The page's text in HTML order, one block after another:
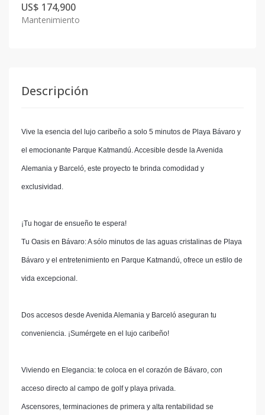
US$ 174,900
Mantenimiento
Descripción
Vive la esencia del lujo caribeño a solo 5 minutos de Playa Bávaro y
el emocionante Parque Katmandú. Accesible desde la Avenida
Alemania y Barceló, este proyecto te brinda comodidad y
exclusividad.
¡Tu hogar de ensueño te espera!
Tu Oasis en Bávaro: A sólo minutos de las aguas cristalinas de Playa
Bávaro y el entretenimiento en Parque Katmandú, ofrece un estilo de
vida excepcional.
Dos accesos desde Avenida Alemania y Barceló aseguran tu
conveniencia. ¡Sumérgete en el lujo caribeño!
Viviendo en Elegancia: te coloca en el corazón de Bávaro, con
acceso directo al campo de golf y playa privada.
Ascensores, terminaciones de primera y alta rentabilidad se